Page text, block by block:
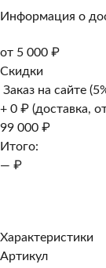
Информация о
от 5 000 ₽
Скидки
Заказ на сайте
+ 0 ₽ (доставка,
99 000 ₽
Итого:
— ₽
Характеристики
Артикул